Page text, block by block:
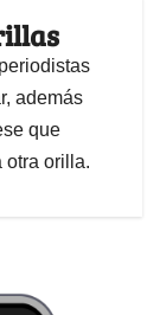
además
que
otra orilla.